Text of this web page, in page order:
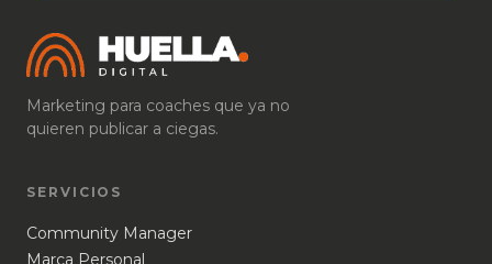
Marketing para coaches que ya no
quieren publicar a ciegas.
SERVICIOS
Community Manager
Marca Personal